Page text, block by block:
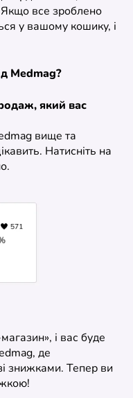
Якщо все зроблено
у вашому кошику, і
Medmag?
який вас
вище та
Натисніть на
і вас буде
де
знижками. Тепер ви